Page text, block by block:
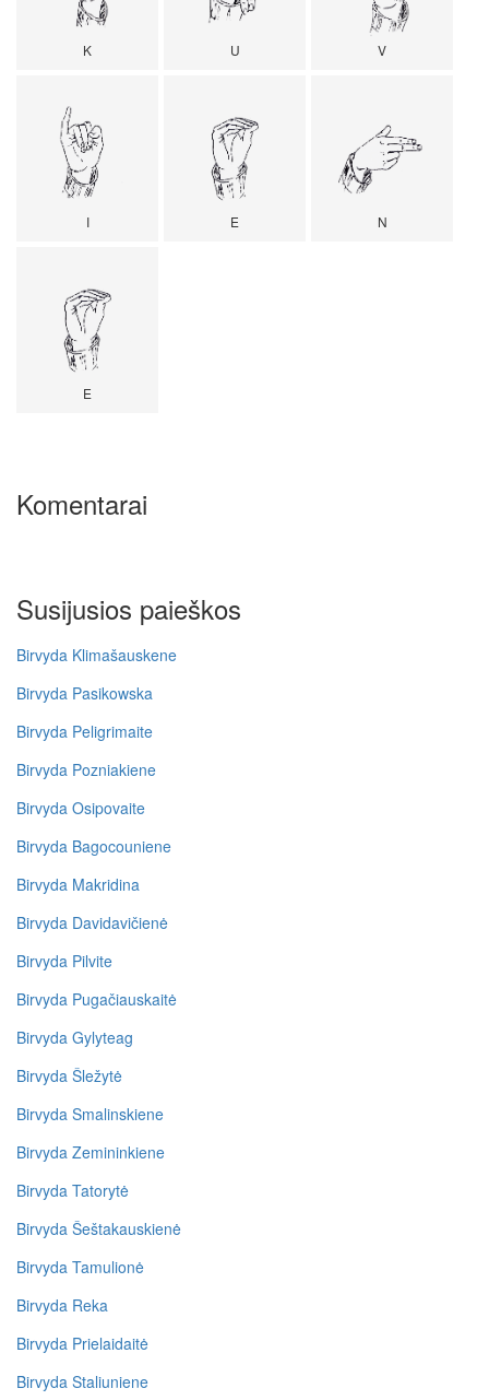
K U V
I E N
E
Komentarai
Susijusios paieškos
Birvyda Klimašauskene
Birvyda Pasikowska
Birvyda Peligrimaite
Birvyda Pozniakiene
Birvyda Osipovaite
Birvyda Bagocouniene
Birvyda Makridina
Birvyda Davidavičienė
Birvyda Pilvite
Birvyda Pugačiauskaitė
Birvyda Gylyteag
Birvyda Šležytė
Birvyda Smalinskiene
Birvyda Zemininkiene
Birvyda Tatorytė
Birvyda Šeštakauskienė
Birvyda Tamulionė
Birvyda Reka
Birvyda Prielaidaitė
Birvyda Staliuniene